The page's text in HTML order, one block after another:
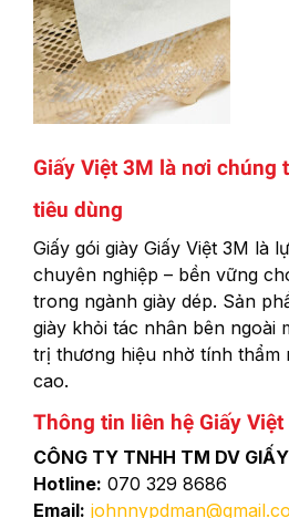
Giấy Việt 3M là nơi chúng
tiêu dùng
Giấy gói giày Giấy Việt 3M là
chuyên nghiệp – bền vững
trong ngành giày dép. Sản
giày khỏi tác nhân bên ngoài
trị thương hiệu nhờ tính thẩm
cao.
Thông tin liên hệ Giấy Việt
CÔNG TY TNHH TM DV
Hotline: 070 329 8686
Email: